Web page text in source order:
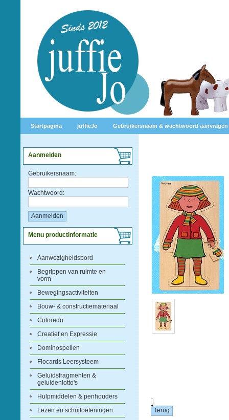
Startpagina juffieJo Gebruikersnaam & wachtwoord aanvragen
Aanmelden
Gebruikersnaam:
Wachtwoord:
Menu productinformatie
Aanwezigheidsbord
Begrippen van ruimte en
vorm
Bewegingsactiviteiten
Bouw- & constructiemateriaal
Coloredo
Creatief en Expressie
Dominospellen
Flocards Leersysteem
Geluidsfragmenten &
geluidenlotto's
Hulpmiddelen & penhouders
Lezen en schrijfoefeningen
.